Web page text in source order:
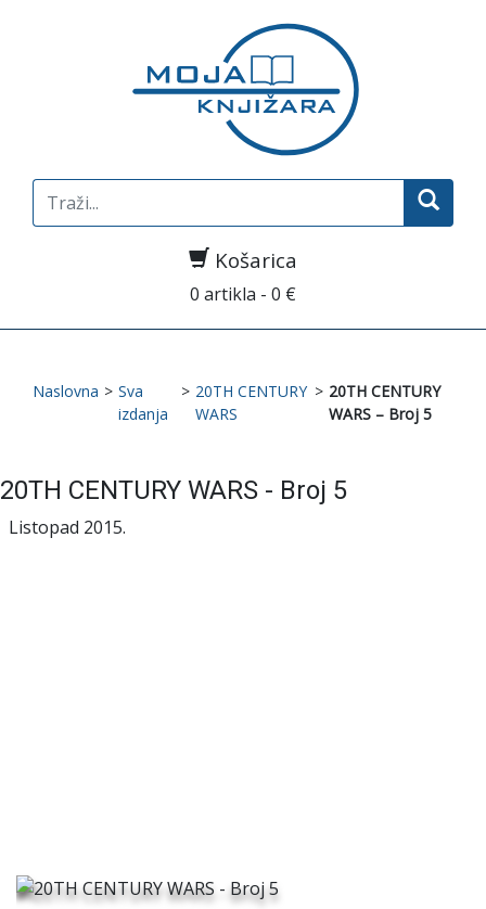
Search
for:
Košarica
0 artikla - 0 €
Naslovna > Sva
izdanja
> 20TH CENTURY
WARS
> 20TH CENTURY
WARS – Broj 5
20TH CENTURY WARS - Broj 5
Listopad 2015.